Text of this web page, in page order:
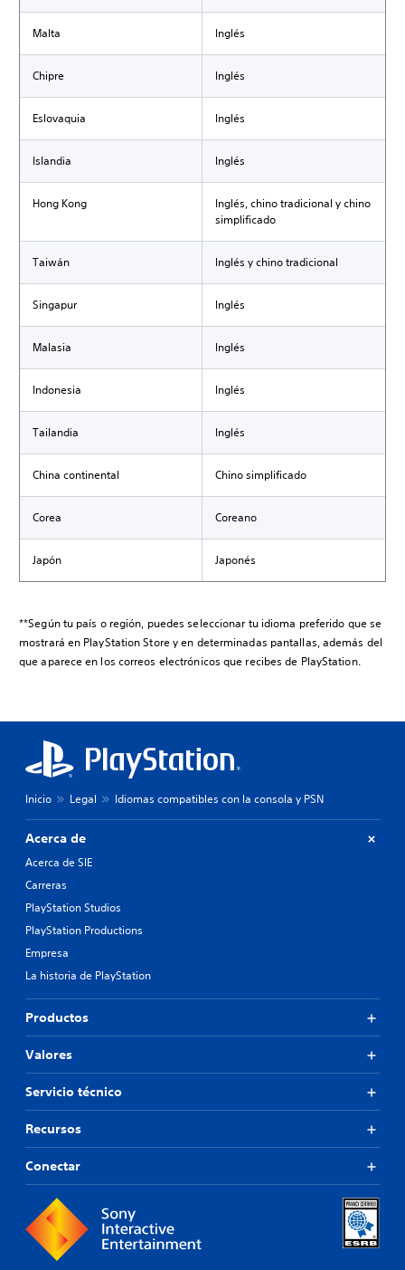
Malta Inglés
Chipre Inglés
Eslovaquia Inglés
Islandia Inglés
Hong Kong
Inglés, chino tradicional y chino
simplificado
Taiwán Inglés y chino tradicional
Singapur Inglés
Malasia Inglés
Indonesia Inglés
Tailandia Inglés
China continental Chino simplificado
Corea Coreano
Japón Japonés
**Según tu país o región, puedes seleccionar tu idioma preferido que se
mostrará en PlayStation Store y en determinadas pantallas, además del
que aparece en los correos electrónicos que recibes de PlayStation.
Inicio Legal Idiomas compatibles con la consola y PSN
Acerca de
Acerca de SIE
Carreras
PlayStation Studios
PlayStation Productions
Empresa
La historia de PlayStation
Productos
Valores
Servicio técnico
Recursos
Conectar